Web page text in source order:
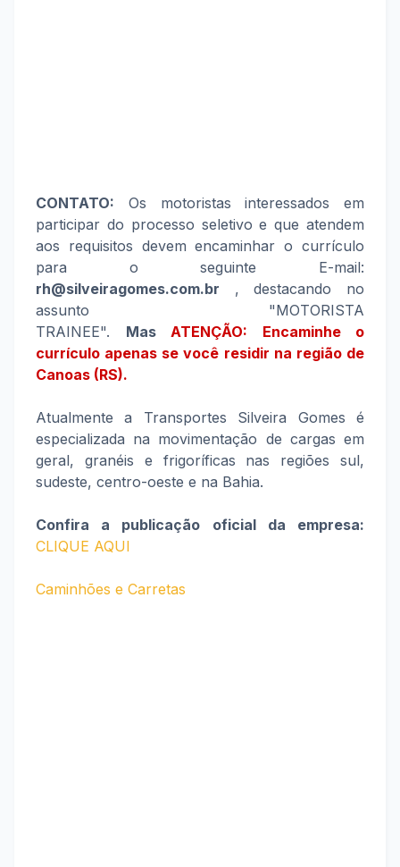
CONTATO: Os motoristas interessados em
participar do processo seletivo e que atendem
aos requisitos devem encaminhar o currículo
para o seguinte E-mail:
rh@silveiragomes.com.br , destacando no
assunto "MOTORISTA
TRAINEE". Mas ATENÇÃO: Encaminhe o
currículo apenas se você residir na região de
Canoas (RS).
Atualmente a Transportes Silveira Gomes é
especializada na movimentação de cargas em
geral, granéis e frigoríficas nas regiões sul,
sudeste, centro-oeste e na Bahia.
Confira a publicação oficial da empresa:
CLIQUE AQUI
Caminhões e Carretas